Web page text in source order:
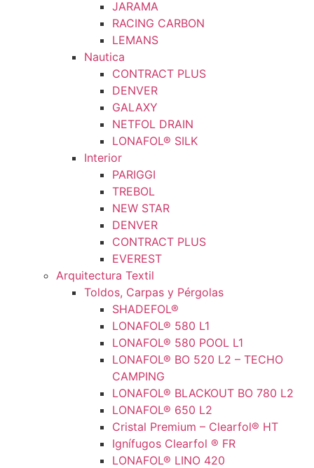
JARAMA
RACING CARBON
LEMANS
Nautica
CONTRACT PLUS
DENVER
GALAXY
NETFOL DRAIN
LONAFOL® SILK
Interior
PARIGGI
TREBOL
NEW STAR
DENVER
CONTRACT PLUS
EVEREST
Arquitectura Textil
Toldos, Carpas y Pérgolas
SHADEFOL®
LONAFOL® 580 L1
LONAFOL® 580 POOL L1
LONAFOL® BO 520 L2 – TECHO
CAMPING
LONAFOL® BLACKOUT BO 780 L2
LONAFOL® 650 L2
Cristal Premium – Clearfol® HT
Ignífugos Clearfol ® FR
LONAFOL® LINO 420